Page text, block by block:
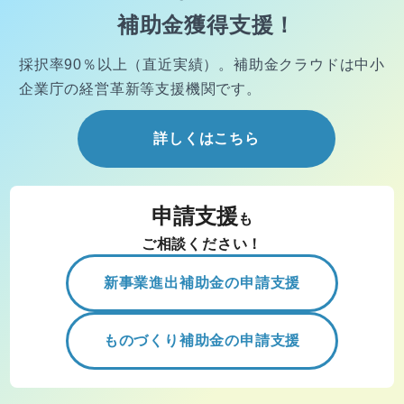
補助金獲得支援！
採択率90％以上（直近実績）。 補助金クラウドは中小
企業庁の経営革新等支援機関です。
詳しくはこちら
申請支援 も
ご相談ください！
新事業進出補助金の申請支援
ものづくり補助金の申請支援